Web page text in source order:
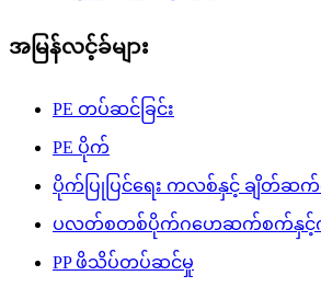
အမြန်လင့်ခ်များ
PE တပ်ဆင်ခြင်း
PE ပိုက်
ပိုက်ပြုပြင်ရေး ကလစ်နှင့် ချိတ်ဆ
ပလတ်စတစ်ပိုက်ဂဟေဆက်စက်နှင့်
PP ဖိသိပ်တပ်ဆင်မှု